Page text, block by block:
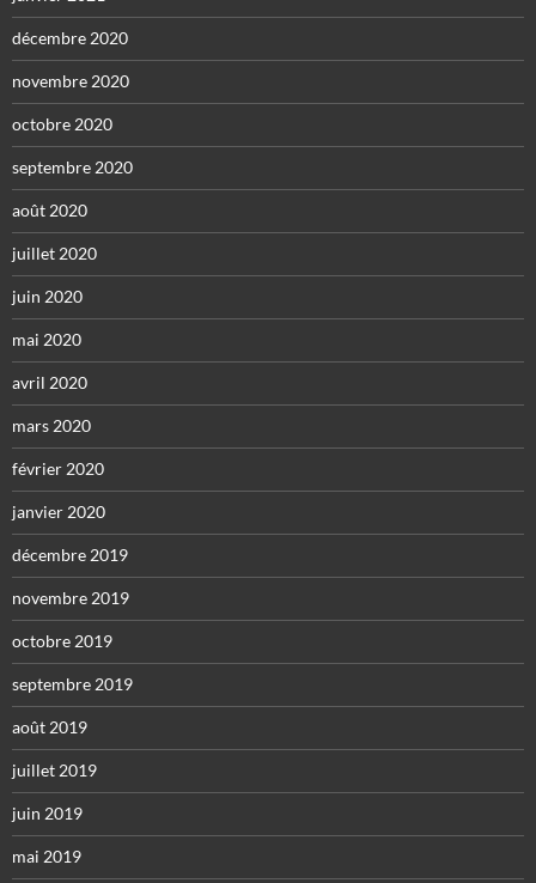
décembre 2020
novembre 2020
octobre 2020
septembre 2020
août 2020
juillet 2020
juin 2020
mai 2020
avril 2020
mars 2020
février 2020
janvier 2020
décembre 2019
novembre 2019
octobre 2019
septembre 2019
août 2019
juillet 2019
juin 2019
mai 2019